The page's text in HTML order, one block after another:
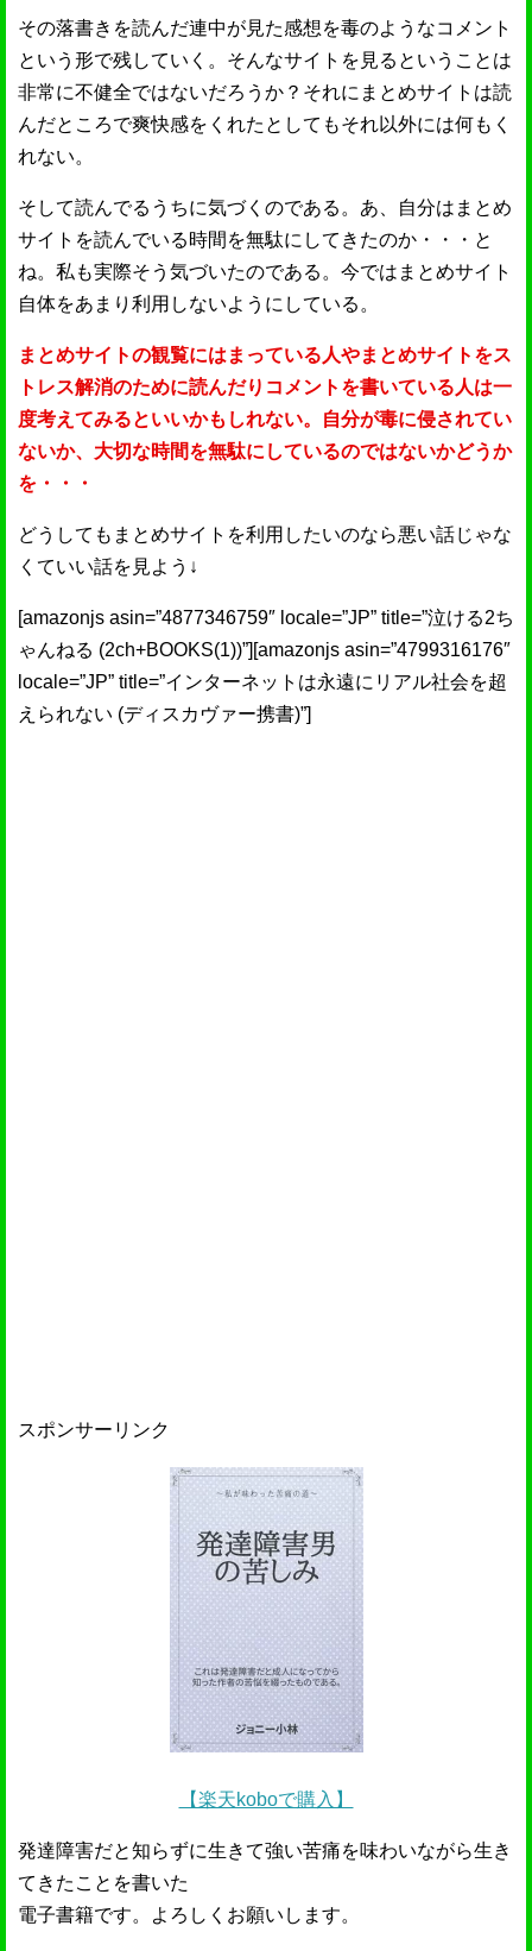
その落書きを読んだ連中が見た感想を毒のようなコメント
という形で残していく。そんなサイトを見るということは
非常に不健全ではないだろうか？それにまとめサイトは読
んだところで爽快感をくれたとしてもそれ以外には何もく
れない。
そして読んでるうちに気づくのである。あ、自分はまとめ
サイトを読んでいる時間を無駄にしてきたのか・・・と
ね。私も実際そう気づいたのである。今ではまとめサイト
自体をあまり利用しないようにしている。
まとめサイトの観覧にはまっている人やまとめサイトをス
トレス解消のために読んだりコメントを書いている人は一
度考えてみるといいかもしれない。自分が毒に侵されてい
ないか、大切な時間を無駄にしているのではないかどうか
を・・・
どうしてもまとめサイトを利用したいのなら悪い話じゃな
くていい話を見よう↓
[amazonjs asin=”4877346759″ locale=”JP” title=”泣ける2ち
ゃんねる (2ch+BOOKS(1))”][amazonjs asin=”4799316176″
locale=”JP” title=”インターネットは永遠にリアル社会を超
えられない (ディスカヴァー携書)”]
スポンサーリンク
【楽天koboで購入】
発達障害だと知らずに生きて強い苦痛を味わいながら生き
てきたことを書いた
電子書籍です。よろしくお願いします。